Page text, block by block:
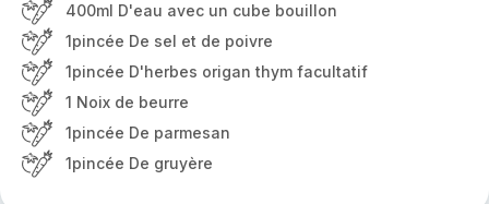
400ml D'eau avec un cube bouillon
1pincée De sel et de poivre
1pincée D'herbes origan thym facultatif
1 Noix de beurre
1pincée De parmesan
1pincée De gruyère